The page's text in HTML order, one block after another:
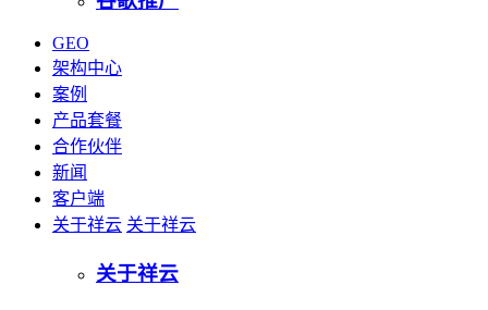
GEO
架构中心
案例
产品套餐
合作伙伴
新闻
客户端
关于祥云 关于祥云
关于祥云